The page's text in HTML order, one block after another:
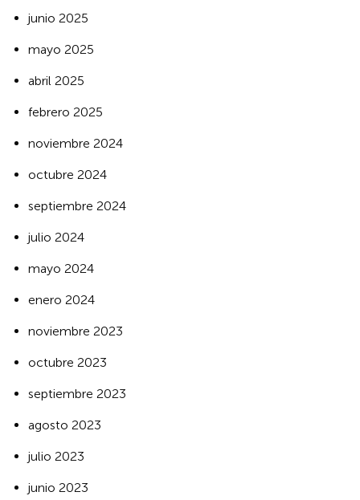
junio 2025
mayo 2025
abril 2025
febrero 2025
noviembre 2024
octubre 2024
septiembre 2024
julio 2024
mayo 2024
enero 2024
noviembre 2023
octubre 2023
septiembre 2023
agosto 2023
julio 2023
junio 2023